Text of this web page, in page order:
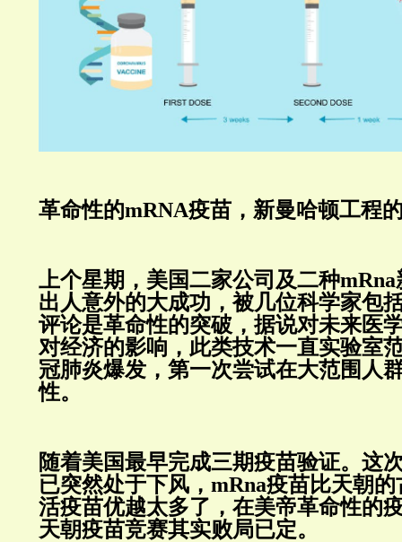
革命性的mRNA疫苗，新曼哈顿工程
上个星期，美国二家公司及二种
出人意外的大成功，被几位科学家包
评论是革命性的突破，据说对未来医
对经济的影响，此类技术一直实验室
冠肺炎爆发，第一次尝试在大范围人
性。
随着美国最早完成三期疫苗验证。这
已突然处于下风，mRna疫苗比天朝
活疫苗优越太多了，在美帝革命性的
天朝疫苗竞赛其实败局已定。